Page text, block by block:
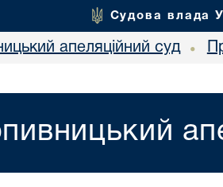
Судова влада
апеляційний суд •